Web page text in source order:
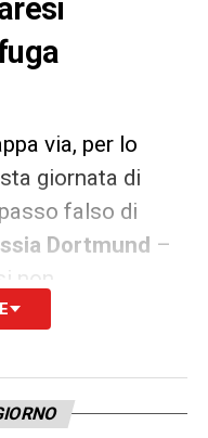
via, per lo
giornata di
falso di
Dortmund –
non
che li
Kompany